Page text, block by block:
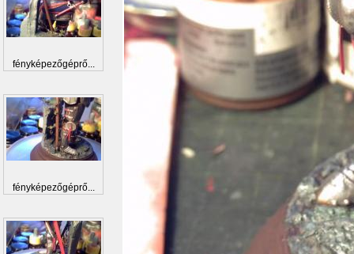
fényképezőgéprő...
fényképezőgéprő...